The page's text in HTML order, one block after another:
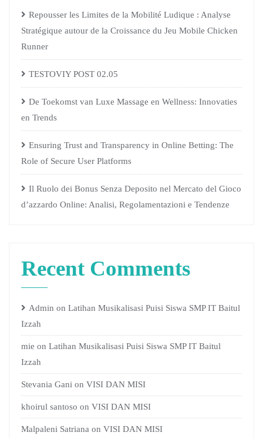
Repousser les Limites de la Mobilité Ludique : Analyse
Stratégique autour de la Croissance du Jeu Mobile Chicken
Runner
TESTOVIY POST 02.05
De Toekomst van Luxe Massage en Wellness: Innovaties
en Trends
Ensuring Trust and Transparency in Online Betting: The
Role of Secure User Platforms
Il Ruolo dei Bonus Senza Deposito nel Mercato del Gioco
d’azzardo Online: Analisi, Regolamentazioni e Tendenze
Recent Comments
Admin on Latihan Musikalisasi Puisi Siswa SMP IT Baitul
Izzah
mie on Latihan Musikalisasi Puisi Siswa SMP IT Baitul
Izzah
Stevania Gani on VISI DAN MISI
khoirul santoso on VISI DAN MISI
Malpaleni Satriana on VISI DAN MISI